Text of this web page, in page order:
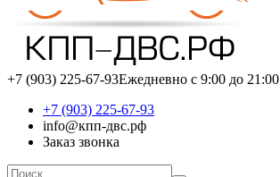
+7 (903) 225-67-93Ежедневно с 9:00 до 21:00
+7 (903) 225-67-93
info@кпп-двс.рф
Заказ звонка